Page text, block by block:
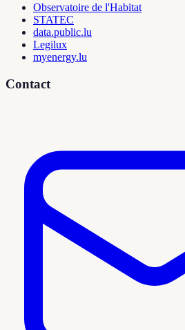
Observatoire de l'Habitat
STATEC
data.public.lu
Legilux
myenergy.lu
Contact